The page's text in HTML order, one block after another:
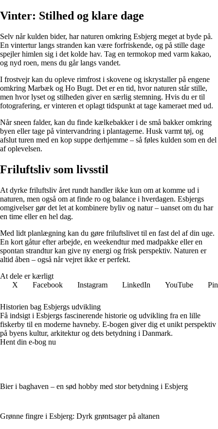
Vinter: Stilhed og klare dage
Selv når kulden bider, har naturen omkring Esbjerg meget at byde på.
En vintertur langs stranden kan være forfriskende, og på stille dage
spejler himlen sig i det kolde hav. Tag en termokop med varm kakao,
og nyd roen, mens du går langs vandet.
I frostvejr kan du opleve rimfrost i skovene og iskrystaller på engene
omkring Marbæk og Ho Bugt. Det er en tid, hvor naturen står stille,
men hvor lyset og stilheden giver en særlig stemning. Hvis du er til
fotografering, er vinteren et oplagt tidspunkt at tage kameraet med ud.
Når sneen falder, kan du finde kælkebakker i de små bakker omkring
byen eller tage på vintervandring i plantagerne. Husk varmt tøj, og
afslut turen med en kop suppe derhjemme – så føles kulden som en del
af oplevelsen.
Friluftsliv som livsstil
At dyrke friluftsliv året rundt handler ikke kun om at komme ud i
naturen, men også om at finde ro og balance i hverdagen. Esbjergs
omgivelser gør det let at kombinere byliv og natur – uanset om du har
en time eller en hel dag.
Med lidt planlægning kan du gøre friluftslivet til en fast del af din uge.
En kort gåtur efter arbejde, en weekendtur med madpakke eller en
spontan strandtur kan give ny energi og frisk perspektiv. Naturen er
altid åben – også når vejret ikke er perfekt.
At dele er kærligt
X
Facebook Instagram LinkedIn YouTube
Historien bag Esbjergs udvikling
Få indsigt i Esbjergs fascinerende historie og udvikling fra en lille
fiskerby til en moderne havneby. E-bogen giver dig et unikt perspektiv
på byens kultur, arkitektur og dets betydning i Danmark.
Hent din e-bog nu
Bier i baghaven – en sød hobby med stor betydning i Esbjerg
Grønne fingre i Esbjerg: Dyrk grøntsager på altanen